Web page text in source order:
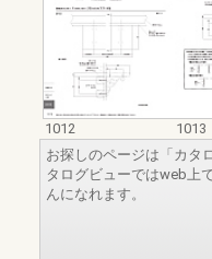
1012
1013
お探しのページは「カタ
タログビューではweb上
んになれます。